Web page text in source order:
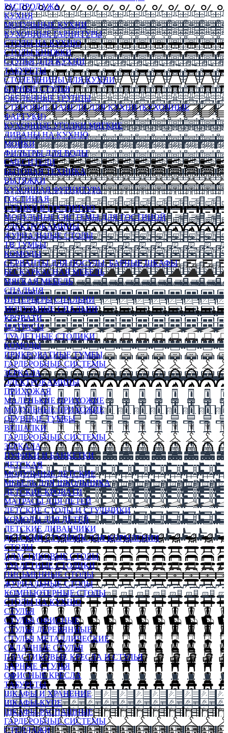
РАСПРОДАЖА
КУХНЯ
МОДУЛЬНЫЕ КУХНИ
КУХОННЫЕ ГАРНИТУРЫ
СТОЛЫ НА КУХНЮ
СТОЛЫ КНИЖКИ
СТУЛЬЯ ДЛЯ КУХНИ
ТАБУРЕТЫ
СТОЛЕШНИЦЫ ДЛЯ КУХНИ
БАРНЫЕ СТУЛЬЯ
ОБЕДЕННЫЕ ГРУППЫ
СТЕНОВЫЕ ПАНЕЛИ ДЛЯ КУХНИ (КУХОННЫЕ
ФАРТУКИ)
КУХОННЫЕ УГОЛКИ МЯГКИЕ
ДИВАНЫ НА КУХНЮ
МОЙКИ
ФИЛЬТРЫ ДЛЯ ВОДЫ
СМЕСИТЕЛИ
БЫТОВАЯ ТЕХНИКА
ВЫТЯЖКИ
КУХОННАЯ ФУРНИТУРА
ГОСТИНАЯ
СТЕНКИ В ГОСТИНУЮ
МОДУЛЬНЫЕ СИСТЕМЫ ДЛЯ ГОСТИНОЙ
ЭЛЕКТРОКАМИНЫ
ЖУРНАЛЬНЫЕ СТОЛЫ
ТВ ТУМБЫ
КОМОДЫ
СЕРВАНТЫ ДЛЯ ПОСУДЫ, БАРНЫЕ ШКАФЫ
БЕСКАРКАСНАЯ МЕБЕЛЬ
МЯГКАЯ МЕБЕЛЬ
СПАЛЬНЯ
ИНТЕРЬЕРЫ СПАЛЬНИ
МОДУЛЬНЫЕ СПАЛЬНИ
КРОВАТИ
МАТРАСЫ
ТУАЛЕТНЫЕ СТОЛИКИ
КОМОДЫ
ПРИКРОВАТНЫЕ ТУМБЫ
ГАРДЕРОБНЫЕ СИСТЕМЫ
ЗЕРКАЛА
ЭЛЕКТРОКАМИНЫ
ПРИХОЖАЯ
МАЛЕНЬКИЕ ПРИХОЖИЕ
МОДУЛЬНЫЕ ПРИХОЖИЕ
ОБУВНЫЕ ТУМБЫ
ВЕШАЛКИ
ГАРДЕРОБНЫЕ СИСТЕМЫ
ЗЕРКАЛА
ПУФИКИ И БАНКЕТКИ
ДЕТСКАЯ
МОДУЛЬНЫЕ ДЕТСКИЕ
МЕБЕЛЬ ДЛЯ ШКОЛЬНИКА
ДЕТСКИЕ КРОВАТИ
МАТРАСЫ ДЛЯ ДЕТЕЙ
ДЕТСКИЕ СТОЛЫ И СТУЛЬЧИКИ
КОМОДЫ ДЛЯ ДЕТЕЙ
ДЕТСКИЕ ДИВАНЧИКИ
ДЕТСКИЙ СТУЛЬЧИК ДЛЯ КОРМЛЕНИЯ
СТОЛЫ
ПЛАСТИКОВЫЕ СТОЛЫ
ТУАЛЕТНЫЕ СТОЛИКИ
ПИСЬМЕННЫЕ СТОЛЫ
ЖУРНАЛЬНЫЕ СТОЛЫ
КОМПЬЮТЕРНЫЕ СТОЛЫ
СТОЛЫ НА КУХНЮ
СТУЛЬЯ
СТУЛЬЯ ОФИСНЫЕ
СТУЛЬЯ ДЕРЕВЯННЫЕ
СТУЛЬЯ МЕТАЛЛИЧЕСКИЕ
СКЛАДНЫЕ СТУЛЬЯ
ПЛАСТИКОВЫЕ КРЕСЛА И СТУЛЬЯ
БАРНЫЕ СТУЛЬЯ
ОФИСНЫЕ КРЕСЛА
ТАБУРЕТЫ
ШКАФЫ И ХРАНЕНИЕ
ШКАФЫ-КУПЕ
ШКАФЫ-РАСПАШНЫЕ
ГАРДЕРОБНЫЕ СИСТЕМЫ
СТЕЛЛАЖИ